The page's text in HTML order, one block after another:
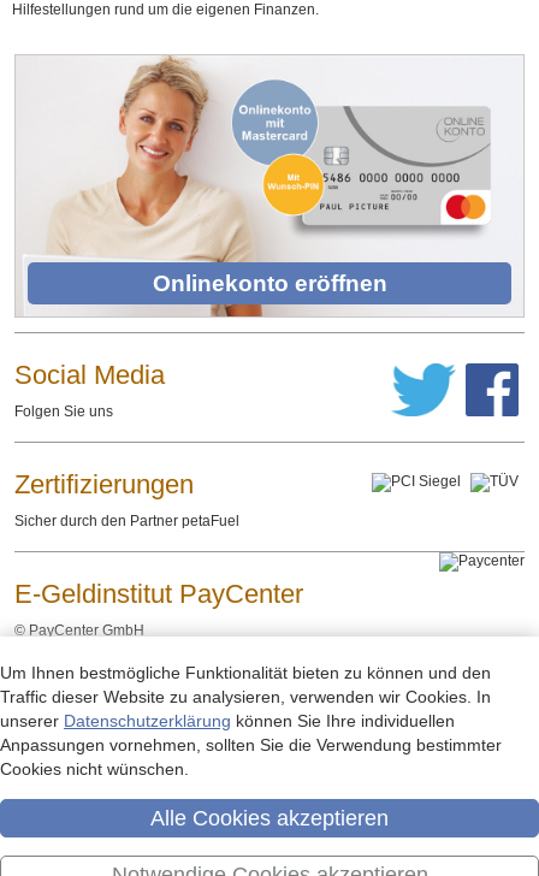
Hilfestellungen rund um die eigenen Finanzen.
Onlinekonto eröffnen
Social Media
Folgen Sie uns
Zertifizierungen
Sicher durch den Partner petaFuel
E-Geldinstitut PayCenter
© PayCenter GmbH
Impressum - Datenschutzerklärung - Rechtliche Hinweise
Um Ihnen bestmögliche Funktionalität bieten zu können und den
Traffic dieser Website zu analysieren, verwenden wir Cookies. In
unserer Datenschutzerklärung können Sie Ihre individuellen
Anpassungen vornehmen, sollten Sie die Verwendung bestimmter
Cookies nicht wünschen.
Alle Cookies akzeptieren